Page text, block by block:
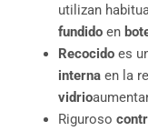
utilizan
fundidoen
Recocidoes
internaen la
vidrio
Riguroso